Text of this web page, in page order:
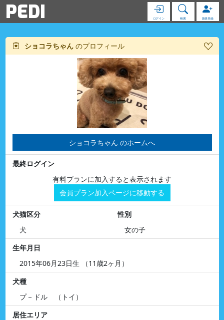
PEDI ログイン 検索 新規登録
ショコラちゃん のプロフィール
ショコラちゃん のホームへ
最終ログイン
有料プランに加入すると表示されます
会員プラン加入ページに移動する
犬猫区分
犬
性別
女の子
生年月日
2015年06月23日生 （11歳2ヶ月）
犬種
プ－ドル （トイ）
居住エリア